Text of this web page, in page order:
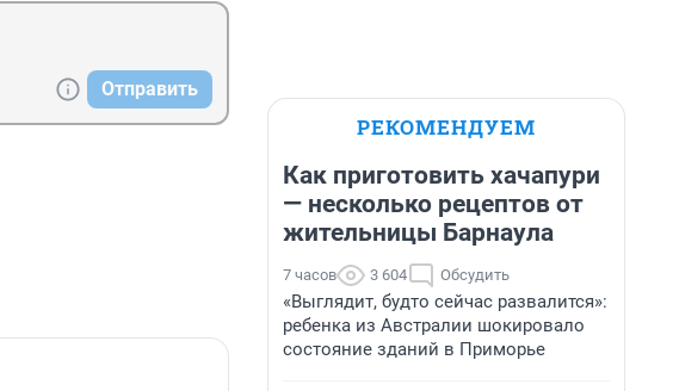
Отправить
РЕКОМЕНДУЕМ
Как приготовить хачапури
— несколько рецептов от
жительницы Барнаула
7 часов 3 604 Обсудить
«Выглядит, будто сейчас развалится»:
ребенка из Австралии шокировало
состояние зданий в Приморье